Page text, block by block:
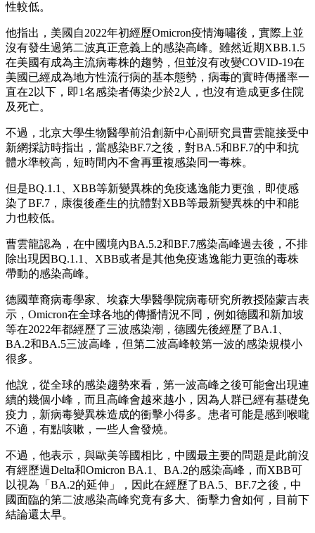
性較低。
他指出，美國自2022年初經歷Omicron疫情海嘯後，實際上並
沒有發生過第二波真正意義上的感染高峰。雖然近期XBB.1.5
在美國有成為主流病毒株的趨勢，但並沒有改變COVID-19在
美國已經成為地方性流行病的基本態勢，病毒的實時傳播率一
直在2以下，即1名感染者傳染少於2人，也沒有造成更多住院
及死亡。
不過，北京大學生物醫學前沿創新中心副研究員曹雲龍接受中
新網採訪時指出，當感染BF.7之後，對BA.5和BF.7的中和抗
體水準較高，短時間內不會再重複感染同一毒株。
但是BQ.1.1、XBB等新變異株的免疫逃逸能力更強，即使感
染了BF.7，康復後產生的抗體對XBB等最新變異株的中和能
力也較低。
曹雲龍認為，在中國境內BA.5.2和BF.7感染高峰過去後，不排
除出現因BQ.1.1、XBB或者是其他免疫逃逸能力更強的毒株
帶動的感染高峰。
德國華裔病毒學家、埃森大學醫學院病毒研究所教授陸蒙吉表
示，Omicron在全球各地的傳播情況不同，例如德國和新加坡
等在2022年都經歷了三波感染潮，德國先後經歷了BA.1、
BA.2和BA.5三波高峰，但第二波高峰較第一波的感染規模小
很多。
他說，從全球的感染趨勢來看，第一波高峰之後可能會出現連
續的幾個小峰，而且高峰會越來越小，因為人群已經有基礎免
疫力，新病毒變異株造成的衝擊小得多。患者可能是感到喉嚨
不適，有點咳嗽，一些人會發燒。
不過，他表示，與歐美等國相比，中國最主要的問題是此前沒
有經歷過Delta和Omicron BA.1、BA.2的感染高峰，而XBB可
以視為「BA.2的延伸」，因此在經歷了BA.5、BF.7之後，中
國面臨的第二波感染高峰究竟有多大、衝擊力會如何，目前下
結論還太早。